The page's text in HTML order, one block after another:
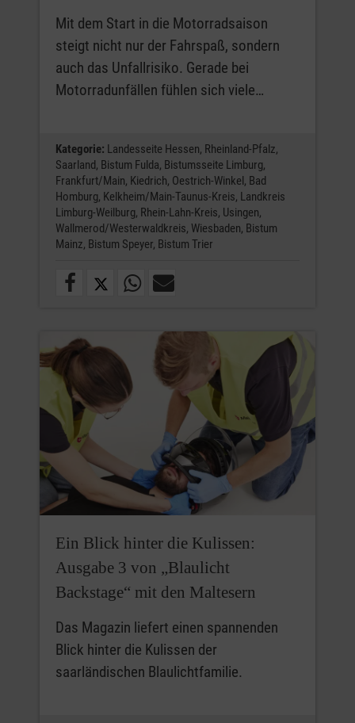
Mit dem Start in die Motorradsaison
steigt nicht nur der Fahrspaß, sondern
auch das Unfallrisiko. Gerade bei
Motorradunfällen fühlen sich viele…
Kategorie: Landesseite Hessen, Rheinland-Pfalz,
Saarland, Bistum Fulda, Bistumsseite Limburg,
Frankfurt/Main, Kiedrich, Oestrich-Winkel, Bad
Homburg, Kelkheim/Main-Taunus-Kreis, Landkreis
Limburg-Weilburg, Rhein-Lahn-Kreis, Usingen,
Wallmerod/Westerwaldkreis, Wiesbaden, Bistum
Mainz, Bistum Speyer, Bistum Trier
Ein Blick hinter die Kulissen:
Ausgabe 3 von „Blaulicht
Backstage“ mit den Maltesern
Das Magazin liefert einen spannenden
Blick hinter die Kulissen der
saarländischen Blaulichtfamilie.